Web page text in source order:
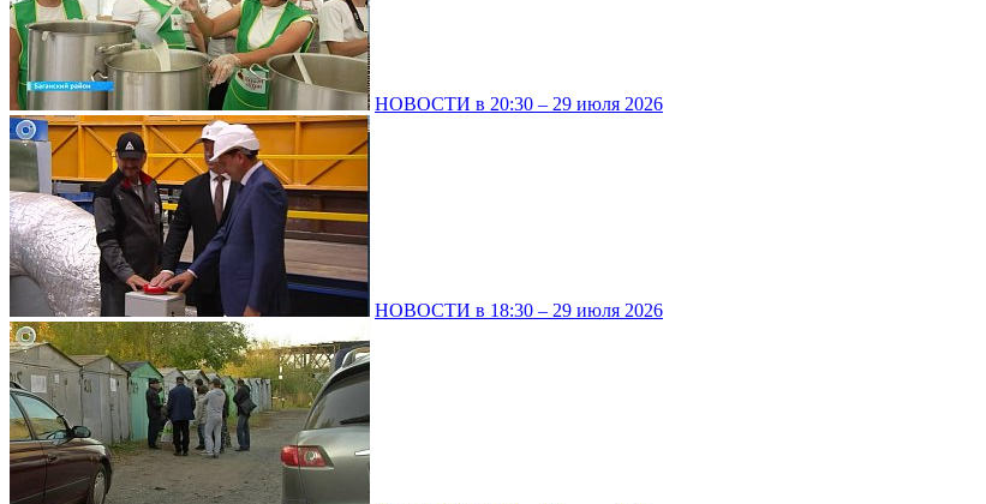
НОВОСТИ в 20:30 – 29 июля 2026
НОВОСТИ в 18:30 – 29 июля 2026